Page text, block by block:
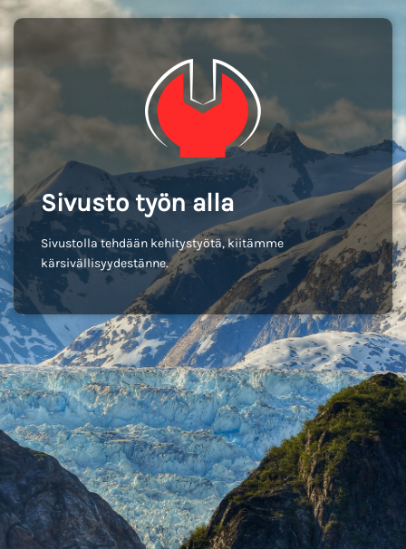
Sivusto työn alla
Sivustolla tehdään kehitystyötä, kiitämme
kärsivällisyydestänne.